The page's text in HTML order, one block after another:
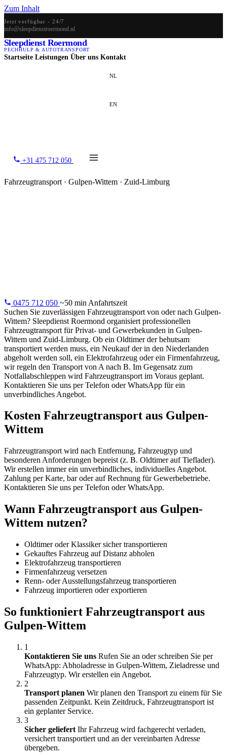
Zum Inhalt
Jetzt verfügbar - 24/7
info@sleepdienstroermond.nl
Sleepdienst Roermond
PECHHULP & AUTOTRANSPORT
Startseite Leistungen Über uns Kontakt
NL
EN
+31 475 712 050
Fahrzeugtransport · Gulpen-Wittem · Zuid-Limburg
0475 712 050 ~50 min Anfahrtszeit
Suchen Sie zuverlässigen Fahrzeugtransport von oder nach Gulpen-
Wittem? Sleepdienst Roermond organisiert professionellen
Fahrzeugtransport für Privat- und Gewerbekunden in Gulpen-
Wittem und Zuid-Limburg. Ob ein Oldtimer der behutsam
transportiert werden muss, ein Neukauf der in den Niederlanden
abgeholt werden soll, ein Elektrofahrzeug oder ein Firmenfahrzeug,
wir regeln den Transport von A nach B. Im Gegensatz zum
Notfallabschleppen wird Fahrzeugtransport im Voraus geplant.
Kontaktieren Sie uns per Telefon oder WhatsApp für ein
unverbindliches Angebot.
Kosten Fahrzeugtransport aus Gulpen-
Wittem
Fahrzeugtransport wird nach Entfernung, Fahrzeugtyp und
besonderen Anforderungen bepreist (z. B. Oldtimer auf Tieflader).
Wir erstellen immer ein unverbindliches, individuelles Angebot.
Zahlung per Karte, bar oder auf Rechnung für Gewerbebetriebe.
Kontaktieren Sie uns per Telefon oder WhatsApp.
Wann Fahrzeugtransport aus Gulpen-
Wittem nutzen?
Oldtimer oder Klassiker sicher transportieren
Gekauftes Fahrzeug auf Distanz abholen
Elektrofahrzeug transportieren
Firmenfahrzeug versetzen
Renn- oder Ausstellungsfahrzeug transportieren
Fahrzeug importieren oder exportieren
So funktioniert Fahrzeugtransport aus
Gulpen-Wittem
1
Kontaktieren Sie uns Rufen Sie an oder schreiben Sie per
WhatsApp: Abholadresse in Gulpen-Wittem, Zieladresse und
Fahrzeugtyp. Wir erstellen ein Angebot.
2
Transport planen Wir planen den Transport zu einem für Sie
passenden Zeitpunkt. Kein Zeitdruck, Fahrzeugtransport ist
ein geplanter Service.
3
Sicher geliefert Ihr Fahrzeug wird fachgerecht verladen,
versichert transportiert und an der vereinbarten Adresse
übergeben.